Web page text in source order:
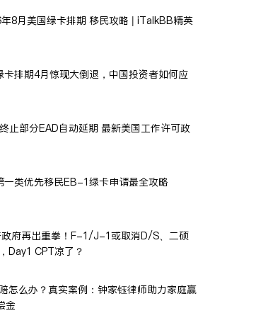
8月美国绿卡排期 移民攻略 | iTalkBB精英
排期4月惊现大倒退，中国投资者如何应
止部分EAD自动延期 最新美国工作许可政
一类优先移民EB-1绿卡申请最全攻略
政府再出重拳！F-1/J-1或取消D/S、二硕
Day1 CPT凉了？
怎么办？真实案例：钟家钰律师助力家庭赢
金